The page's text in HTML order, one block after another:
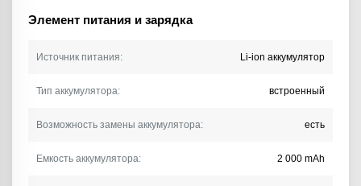
Элемент питания и зарядка
Источник питания: Li-ion аккумулятор
Тип аккумулятора: встроенный
Возможность замены аккумулятора: есть
Емкость аккумулятора: 2 000 mAh